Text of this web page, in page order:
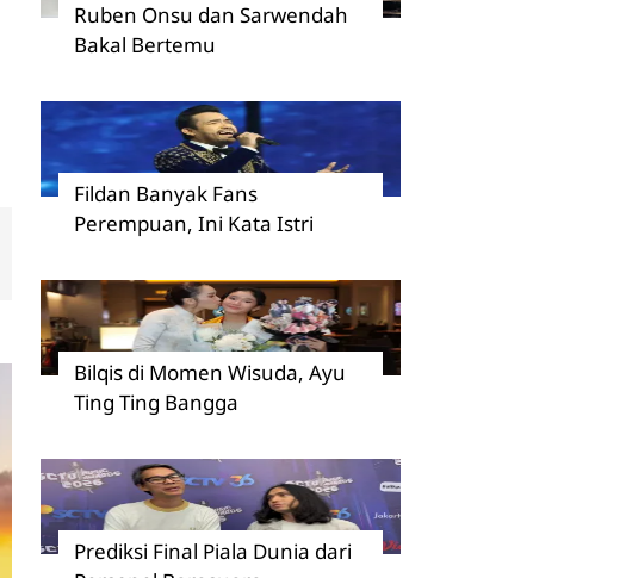
Ruben Onsu dan Sarwendah
Bakal Bertemu
Fildan Banyak Fans
Perempuan, Ini Kata Istri
Bilqis di Momen Wisuda, Ayu
Ting Ting Bangga
Prediksi Final Piala Dunia dari